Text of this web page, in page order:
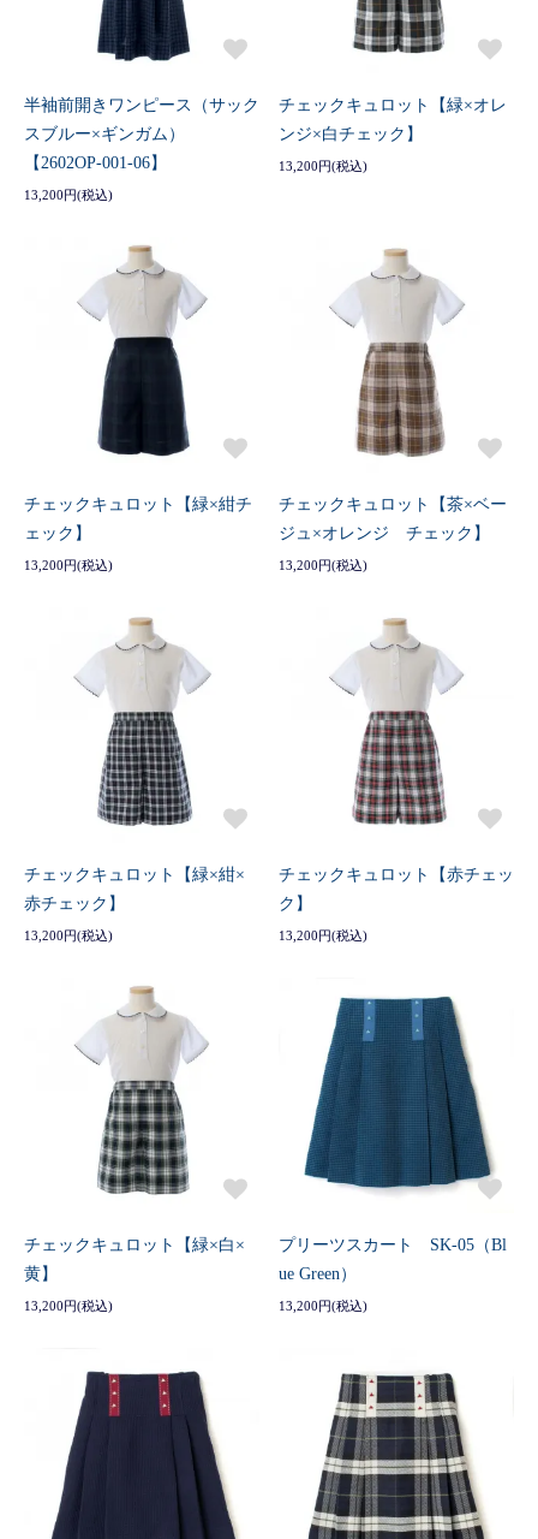
半袖前開きワンピース（サック
スブルー×ギンガム）
【2602OP-001-06】
13,200円(税込)
チェックキュロット【緑×オレ
ンジ×白チェック】
13,200円(税込)
チェックキュロット【緑×紺チ
ェック】
13,200円(税込)
チェックキュロット【茶×ベー
ジュ×オレンジ チェック】
13,200円(税込)
チェックキュロット【緑×紺×
赤チェック】
13,200円(税込)
チェックキュロット【赤チェッ
ク】
13,200円(税込)
チェックキュロット【緑×白×
黄】
13,200円(税込)
プリーツスカート SK-05（Bl
ue Green）
13,200円(税込)